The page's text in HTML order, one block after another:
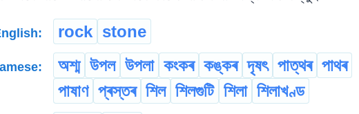
rock stone
অশ্ম উপল উপলা কংকৰ কঙ্কৰ দৃষৎ পাত্থৰ পাথৰ
পাষাণ প্ৰস্তৰ শিল শিলগুটি শিলা শিলাখণ্ড